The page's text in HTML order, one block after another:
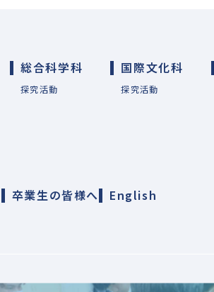
総合科学科
探究活動
国際文化科
探究活動
卒業生の皆様へ English